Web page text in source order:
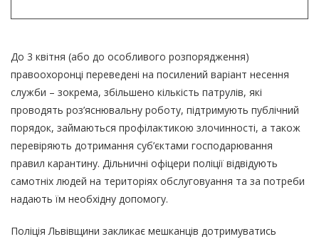
До 3 квітня (або до особливого розпорядження)
правоохоронці переведені на посилений варіант несення
служби – зокрема, збільшено кількість патрулів, які
проводять роз’яснювальну роботу, підтримують публічний
порядок, займаються профілактикою злочинності, а також
перевіряють дотримання суб’єктами господарювання
правил карантину. Дільничні офіцери поліції відвідують
самотніх людей на територіях обслуговуання та за потреби
надають їм необхідну допомогу.
Поліція Львівщини закликає мешканців дотримуватись